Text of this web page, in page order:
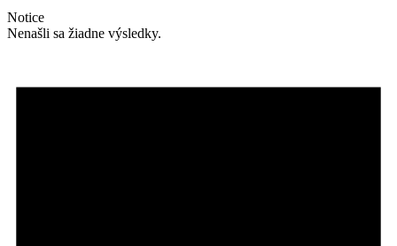
Notice
Nenašli sa žiadne výsledky.